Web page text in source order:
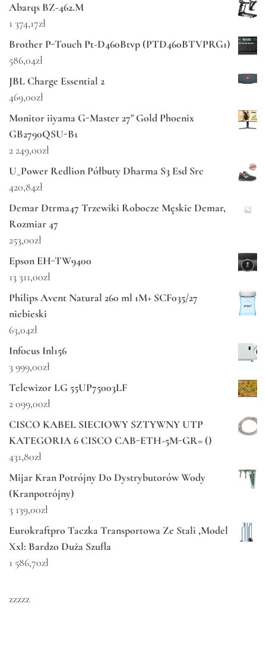
Abarqs BZ-462.M
1 374,17zł
Brother P-Touch Pt-D460Btvp (PTD460BTVPRG1)
586,04zł
JBL Charge Essential 2
469,00zł
Monitor iiyama G-Master 27" Gold Phoenix
GB2790QSU-B1
2 249,00zł
U_Power Redlion Półbuty Dharma S3 Esd Src
420,84zł
Demar Dtrma47 Trzewiki Robocze Męskie Demar,
Rozmiar 47
253,00zł
Epson EH-TW9400
13 311,00zł
Philips Avent Natural 260 ml 1M+ SCF035/27
niebieski
63,04zł
Infocus Inl156
3 999,00zł
Telewizor LG 55UP75003LF
2 099,00zł
CISCO KABEL SIECIOWY SZTYWNY UTP
KATEGORIA 6 CISCO CAB-ETH-5M-GR= ()
431,80zł
Mijar Kran Potrójny Do Dystrybutorów Wody
(Kranpotrójny)
3 139,00zł
Eurokraftpro Taczka Transportowa Ze Stali ,Model
Xxl: Bardzo Duża Szufla
1 586,70zł
zzzzz